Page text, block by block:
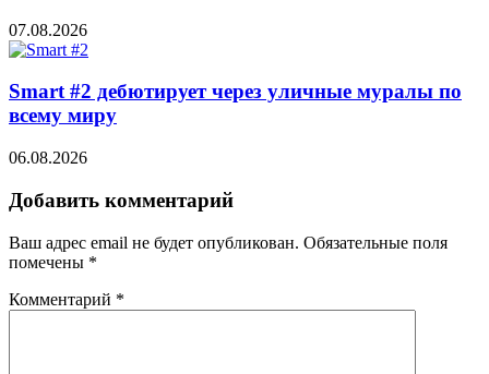
07.08.2026
Smart #2 дебютирует через уличные муралы по
всему миру
06.08.2026
Добавить комментарий
Ваш адрес email не будет опубликован. Обязательные поля
помечены *
Комментарий *